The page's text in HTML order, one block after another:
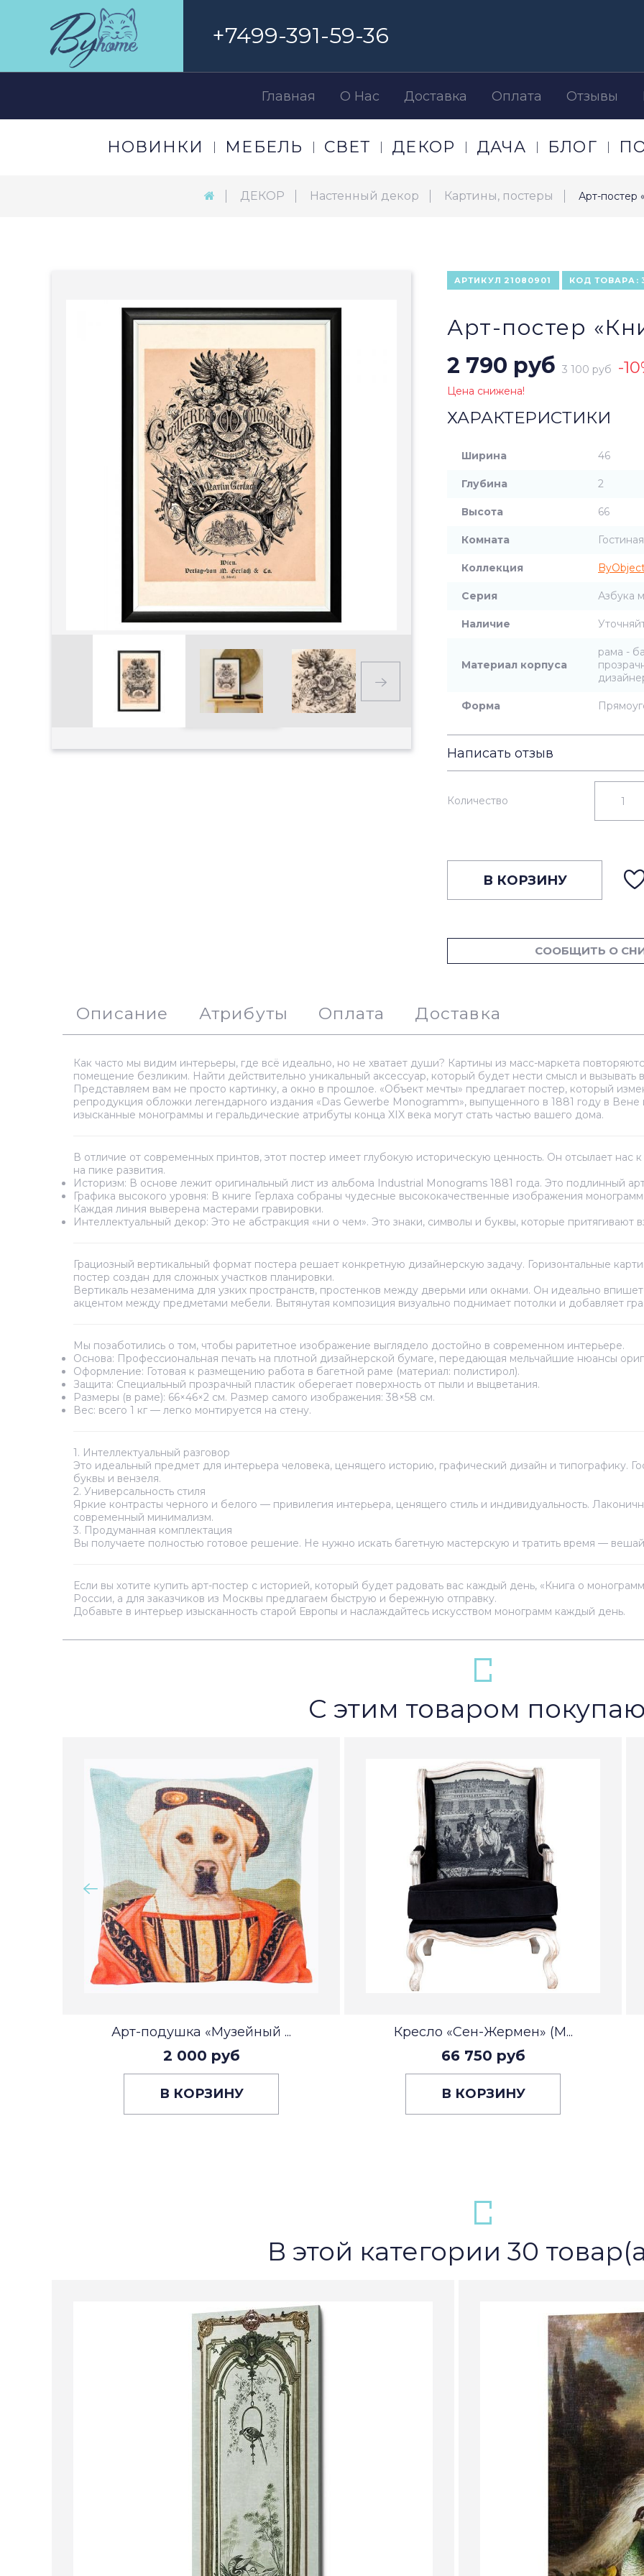
+7499-391-59-36
Главная О Нас Доставка Оплата Отзывы
НОВИНКИ МЕБЕЛЬ СВЕТ ДЕКОР ДАЧА БЛОГ
ДЕКОР Настенный декор Картины, постеры Арт-постер
Увеличить
АРТИКУЛ 21080901 КОД ТОВАРА:
Арт-постер
2 790 руб 3 100 руб -
Цена снижена!
ХАРАКТЕРИСТИКИ
Ширина 46
Глубина 2
Высота 66
Комната Гостиная
Коллекция
Серия Азбука
Наличие
Материал корпуса
рама -
Форма
Написать отзыв
Количество
В КОРЗИНУ
СООБЩИТЬ О
Описание Атрибуты Оплата Доставка
Как часто мы видим интерьеры, где всё идеально, но не хватает души? Картины из масс-маркета
помещение безликим. Найти действительно уникальный аксессуар, который будет нести смысл и вызывать
Представляем вам не просто картинку, а окно в прошлое. «Объект мечты» предлагает постер, который
репродукция обложки легендарного издания «Das Gewerbe Monogramm», выпущенного в 1881 году в
изысканные монограммы и геральдические атрибуты конца XIX века могут стать частью вашего дома.
В отличие от современных принтов, этот постер имеет глубокую историческую ценность. Он отсылает нас
на пике развития.
Историзм: В основе лежит оригинальный лист из альбома Industrial Monograms 1881 года. Это подлинный
Графика высокого уровня: В книге Герлаха собраны чудесные высококачественные изображения
Каждая линия выверена мастерами гравировки.
Интеллектуальный декор: Это не абстракция «ни о чем». Это знаки, символы и буквы, которые притягивают
Грациозный вертикальный формат постера решает конкретную дизайнерскую задачу. Горизонтальные
постер создан для сложных участков планировки.
Вертикаль незаменима для узких пространств, простенков между дверьми или окнами. Он идеально
акцентом между предметами мебели. Вытянутая композиция визуально поднимает потолки и добавляет
Мы позаботились о том, чтобы раритетное изображение выглядело достойно в современном интерьере.
Основа: Профессиональная печать на плотной дизайнерской бумаге, передающая мельчайшие нюансы
Оформление: Готовая к размещению работа в багетной раме (материал: полистирол).
Защита: Специальный прозрачный пластик оберегает поверхность от пыли и выцветания.
Размеры (в раме): 66×46×2 см. Размер самого изображения: 38×58 см.
Вес: всего 1 кг — легко монтируется на стену.
1. Интеллектуальный разговор
Это идеальный предмет для интерьера человека, ценящего историю, графический дизайн и типографику.
буквы и вензеля.
2. Универсальность стиля
Яркие контрасты черного и белого — привилегия интерьера, ценящего стиль и индивидуальность.
современный минимализм.
3. Продуманная комплектация
Вы получаете полностью готовое решение. Не нужно искать багетную мастерскую и тратить время —
Если вы хотите купить арт-постер с историей, который будет радовать вас каждый день, «Книга о
России, а для заказчиков из Москвы предлагаем быструю и бережную отправку.
Добавьте в интерьер изысканность старой Европы и наслаждайтесь искусством монограмм каждый день.
С этим товаром
Арт-подушка «Музейный ...
2 000 руб
В КОРЗИНУ
Кресло «Сен-Жермен» (М...
66 750 руб
В КОРЗИНУ
В этой категории 30